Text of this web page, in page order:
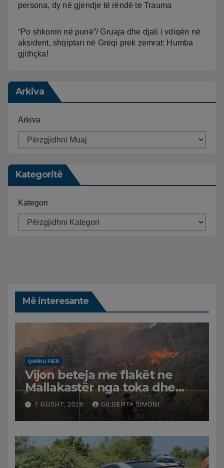
persona, dy në gjendje të rëndë te Trauma
“Po shkonin në punë”/ Gruaja dhe djali i vdiqën në
aksident, shqiptari në Greqi prek zemrat: Humba
gjithçka!
Arkiva
Arkiva
Kategoritë
Kategori
Më interesante
QARKU FIER
Vijon beteja me flakët ne
Mallakastër nga toka dhe
nga ajri me dy helikopterë.
7 GUSHT, 2026 GILBERTA SIMONI